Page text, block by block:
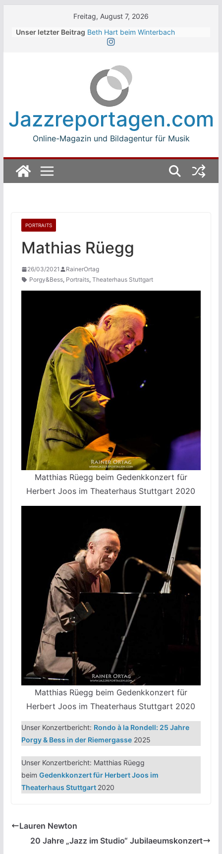
Freitag, August 7, 2026
Unser letzter Beitrag Beth Hart beim Winterbach
Zeltspektakel 2026
The Cinelli Brothers beim
Winterbach Zeltspektakel 2026
Jean-Michel Jarre bei den jazz open
Modena auf der Piazza Roma 2026
Beth Hart
Jazzreportagen.com
Online-Magazin und Bildagentur für Musik
PORTRAITS
Mathias Rüegg
26/03/2021
RainerOrtag
Porgy&Bess, Portraits, Theaterhaus Stuttgart
Matthias Rüegg beim Gedenkkonzert für
Herbert Joos im Theaterhaus Stuttgart 2020
Matthias Rüegg beim Gedenkkonzert für
Herbert Joos im Theaterhaus Stuttgart 2020
Unser Konzertbericht: Rondo à la Rondell: 25 Jahre
Porgy & Bess in der Riemergasse2025
Unser Konzertbericht: Matthias Rüegg
beim Gedenkkonzert für Herbert Joos im
Theaterhaus Stuttgart 2020
Lauren Newton
20 Jahre „Jazz im Studio“ Jubilaeumskonzert